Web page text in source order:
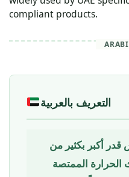
compliant products.
التعريف بالعربية
أكبر بكثير من
الحرارة الممتصة